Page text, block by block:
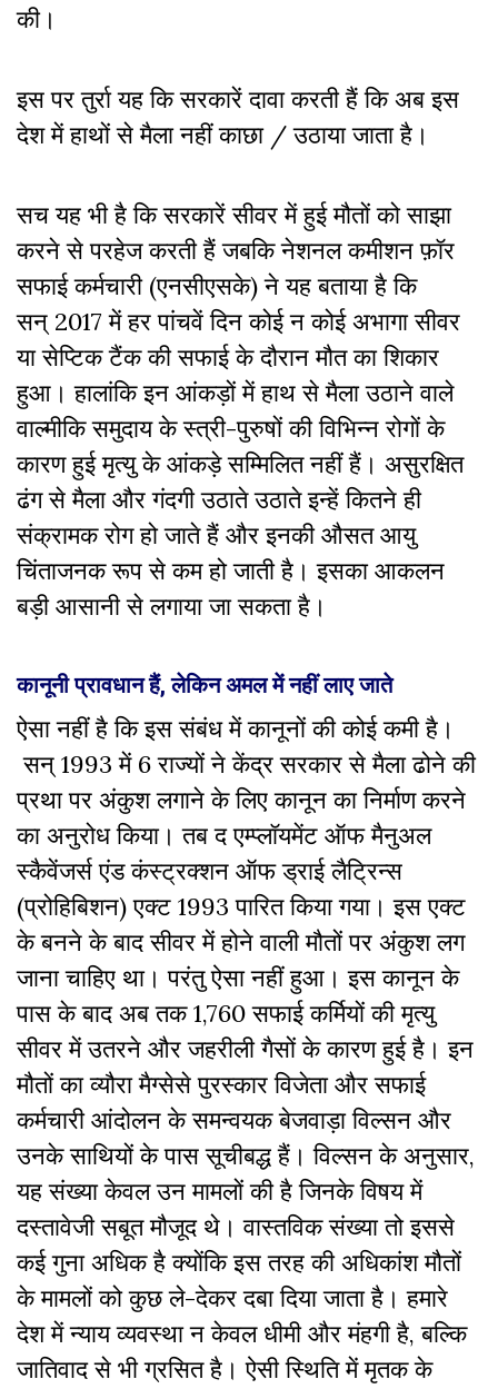
की।
इस पर तुर्रा यह कि सरकारें दावा करती हैं कि अब इस
देश में हाथों से मैला नहीं काछा / उठाया जाता है।
सच यह भी है कि सरकारें सीवर में हुई मौतों को साझा
करने से परहेज करती हैं जबकि नेशनल कमीशन फ़ॉर
सफाई कर्मचारी (एनसीएसके) ने यह बताया है कि
सन् 2017 में हर पांचवें दिन कोई न कोई अभागा सीवर
या सेप्टिक टैंक की सफाई के दौरान मौत का शिकार
हुआ। हालांकि इन आंकड़ों में हाथ से मैला उठाने वाले
वाल्मीकि समुदाय के स्त्री-पुरुषों की विभिन्न रोगों के
कारण हुई मृत्यु के आंकड़े सम्मिलित नहीं हैं। असुरक्षित
ढंग से मैला और गंदगी उठाते उठाते इन्हें कितने ही
संक्रामक रोग हो जाते हैं और इनकी औसत आयु
चिंताजनक रूप से कम हो जाती है। इसका आकलन
बड़ी आसानी से लगाया जा सकता है।
कानूनी प्रावधान हैं, लेकिन अमल में नहीं लाए जाते
ऐसा नहीं है कि इस संबंध में कानूनों की कोई कमी है।
सन् 1993 में 6 राज्यों ने केंद्र सरकार से मैला ढोने की
प्रथा पर अंकुश लगाने के लिए कानून का निर्माण करने
का अनुरोध किया। तब द एम्प्लॉयमेंट ऑफ मैनुअल
स्कैवेंजर्स एंड कंस्ट्रक्शन ऑफ ड्राई लैट्रिन्स
(प्रोहिबिशन) एक्ट 1993 पारित किया गया। इस एक्ट
के बनने के बाद सीवर में होने वाली मौतों पर अंकुश लग
जाना चाहिए था। परंतु ऐसा नहीं हुआ। इस कानून के
पास के बाद अब तक 1,760 सफाई कर्मियों की मृत्यु
सीवर में उतरने और जहरीली गैसों के कारण हुई है। इन
मौतों का व्यौरा मैग्सेसे पुरस्कार विजेता और सफाई
कर्मचारी आंदोलन के समन्वयक बेजवाड़ा विल्सन और
उनके साथियों के पास सूचीबद्ध हैं। विल्सन के अनुसार,
यह संख्या केवल उन मामलों की है जिनके विषय में
दस्तावेजी सबूत मौजूद थे। वास्तविक संख्या तो इससे
कई गुना अधिक है क्योंकि इस तरह की अधिकांश मौतों
के मामलों को कुछ ले-देकर दबा दिया जाता है। हमारे
देश में न्याय व्यवस्था न केवल धीमी और मंहगी है, बल्कि
जातिवाद से भी ग्रसित है। ऐसी स्थिति में मृतक के